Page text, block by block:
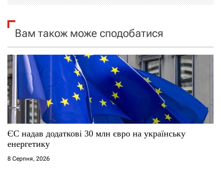
і
я
з
а
п
и
с
і
Вам також може сподобатися
ЄС надав додаткові 30 млн євро на українську
енергетику
8 Серпня, 2026